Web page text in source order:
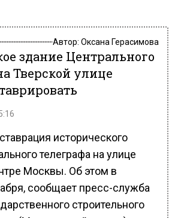
Автор: Оксана Герасимова
здание Центрального
Тверской улице
исторического
телеграфа на улице
Москвы. Об этом в
сообщает пресс-служба
строительного